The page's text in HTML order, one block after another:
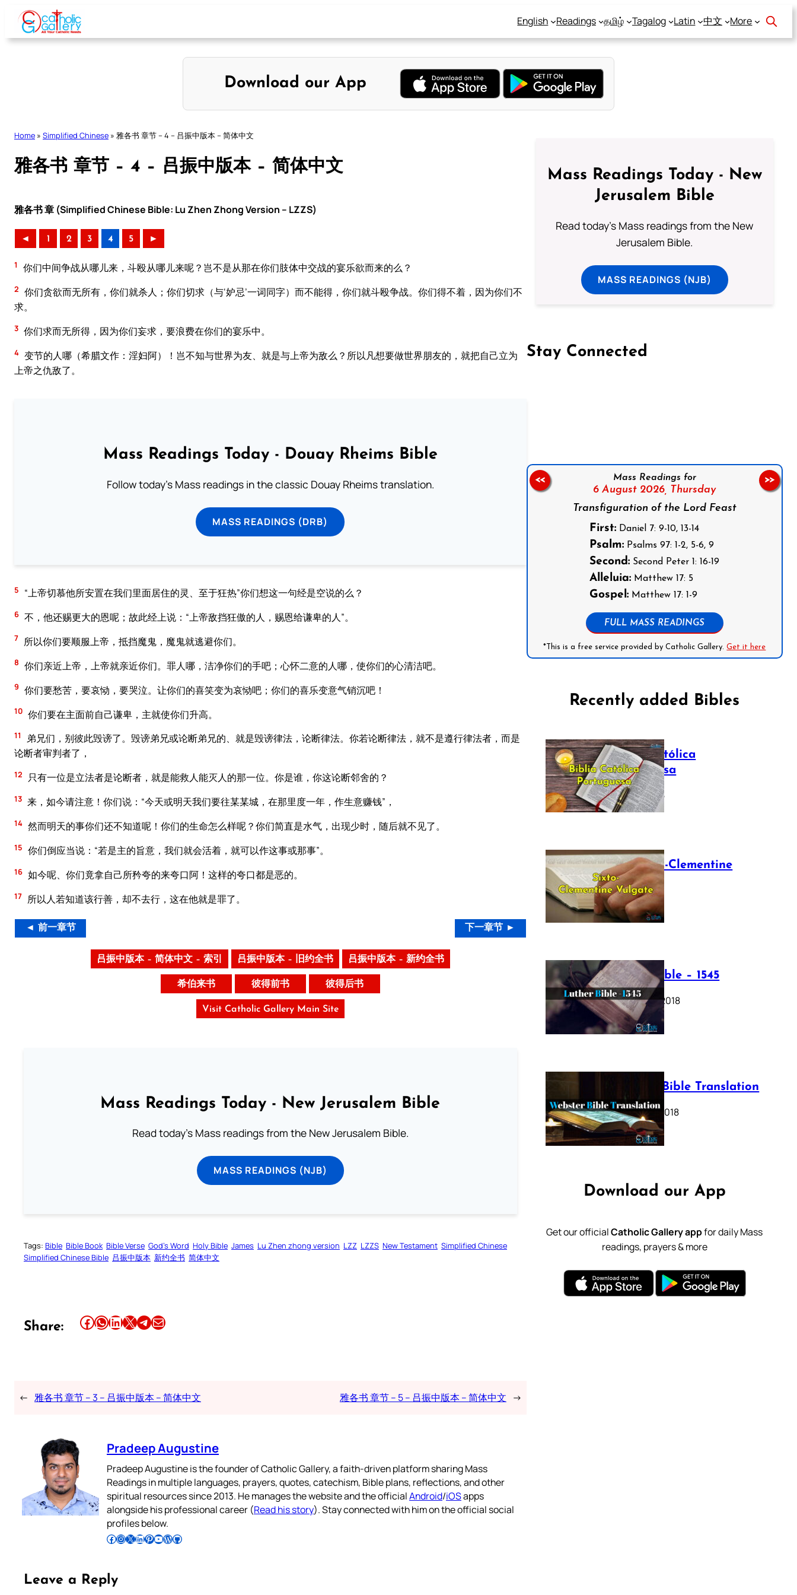
Skip
content
English Readings தமிழ் Tagalog Latin 中文 More
Download our App
Home » Simplified Chinese » 雅各书 章节 – 4 – 吕振中版本 – 简体中文
雅各书 章节 – 4 – 吕振中版本 – 简体中文
雅各书 章 (Simplified Chinese Bible: Lu Zhen Zhong Version – LZZS)
◄ 1 2 3 4 5 ►
1 你们中间争战从哪儿来，斗殴从哪儿来呢？岂不是从那在你们肢体中交战的宴乐欲而来的么？
2 你们贪欲而无所有，你们就杀人；你们切求（与‘妒忌’一词同字）而不能得，你们就斗殴争战。你们得不着，因为你们不
求。
3 你们求而无所得，因为你们妄求，要浪费在你们的宴乐中。
4 变节的人哪（希腊文作：淫妇阿）！岂不知与世界为友、就是与上帝为敌么？所以凡想要做世界朋友的，就把自己立为
上帝之仇敌了。
Mass Readings Today - Douay Rheims Bible
Follow today's Mass readings in the classic Douay Rheims translation.
MASS READINGS (DRB)
5 “上帝切慕他所安置在我们里面居住的灵、至于狂热”你们想这一句经是空说的么？
6 不，他还赐更大的恩呢；故此经上说：“上帝敌挡狂傲的人，赐恩给谦卑的人”。
7 所以你们要顺服上帝，抵挡魔鬼，魔鬼就逃避你们。
8 你们亲近上帝，上帝就亲近你们。罪人哪，洁净你们的手吧；心怀二意的人哪，使你们的心清洁吧。
9 你们要愁苦，要哀恸，要哭泣。让你们的喜笑变为哀恸吧；你们的喜乐变意气销沉吧！
10 你们要在主面前自己谦卑，主就使你们升高。
11
弟兄们，别彼此毁谤了。毁谤弟兄或论断弟兄的、就是毁谤律法，论断律法。你若论断律法，就不是遵行律法者，而是
论断者审判者了，
12 只有一位是立法者是论断者，就是能救人能灭人的那一位。你是谁，你这论断邻舍的？
13 来，如今请注意！你们说：“今天或明天我们要往某某城，在那里度一年，作生意赚钱”，
14 然而明天的事你们还不知道呢！你们的生命怎么样呢？你们简直是水气，出现少时，随后就不见了。
15 你们倒应当说：“若是主的旨意，我们就会活着，就可以作这事或那事”。
16 如今呢、你们竟拿自己所矜夸的来夸口阿！这样的夸口都是恶的。
17 所以人若知道该行善，却不去行，这在他就是罪了。
◄ 前一章节 下一章节 ►
吕振中版本 – 简体中文 – 索引 吕振中版本 – 旧约全书 吕振中版本 – 新约全书
希伯来书 彼得前书 彼得后书
Visit Catholic Gallery Main Site
Mass Readings Today - New Jerusalem Bible
Read today's Mass readings from the New Jerusalem Bible.
MASS READINGS (NJB)
Tags: Bible Bible Book Bible Verse God’s Word Holy Bible James Lu Zhen zhong version LZZ LZZS New Testament Simplified Chinese
Simplified Chinese Bible 吕振中版本 新约全书 简体中文
Share: Share this article on Facebook Share this article on WhatsApp Share this article on LinkedIn Share this article on X Share this article on TelegramEmail this Article
← 雅各书 章节 – 3 – 吕振中版本 – 简体中文 雅各书 章节 – 5 – 吕振中版本 – 简体中文 →
Pradeep Augustine
Pradeep Augustine is the founder of Catholic Gallery, a faith-driven platform sharing Mass
Readings in multiple languages, prayers, quotes, catechism, Bible plans, reflections, and other
spiritual resources since 2013. He manages the website and the officialAndroid/iOSapps
alongside his professional career (Read his story). Stay connected with him on the official social
profiles below.
Follow Pradeep on Facebook Follow Pradeep on InstagramFollow Pradeep on X Follow Pradeep on LinkedIn Follow Pradeep on Pinterest Subscribe to Pradeep’s Youtube Channel Follow Pradeep on WordPress Follow Pradeep on GitHub
Leave a Reply
Mass Readings Today - New
Jerusalem Bible
Read today's Mass readings from the New
Jerusalem Bible.
MASS READINGS (NJB)
Stay Connected
Mass Readings for
6 August 2026, Thursday
Transfiguration of the Lord Feast
First: Daniel 7: 9-10, 13-14
Psalm: Psalms 97: 1-2, 5-6, 9
Second: Second Peter 1: 16-19
Alleluia: Matthew 17: 5
Gospel: Matthew 17: 1-9
FULL MASS READINGS
*This is a free service provided by Catholic Gallery.Get it here
<< >>
Recently added Bibles
Bíblia Católica
Portuguesa
July 16, 2025
The Sixto-Clementine
Vulgate
July 12, 2025
Luther Bible – 1545
October 17, 2018
Webster Bible Translation
October 11, 2018
Download our App
Get our officialCatholic Gallery appfor daily Mass
readings, prayers & more